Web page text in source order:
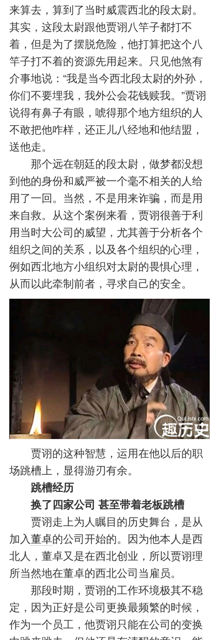
来算去，算到了当时威震西北的段太尉。
其实，这段太尉跟他贾诩八竿子都打不
着，但是为了摆脱危险，他打算把这个八
竿子打不着的资源先用起来。只见他煞有
介事地说：“我是当今西北段太尉的外孙，
你们不要埋我，我外公会花钱赎我。”贾诩
说得有鼻子有眼，唬得那个地方组织的人
不敢把他咋样，还正儿八经地和他结盟，
送他走。
那个远在朝廷的段太尉，做梦都没想
到他的身份和威严被一个毫不相关的人给
用了一回。当然，不是用来诈骗，而是用
来自救。从这个案例来看，贾诩很善于利
用当时大公司的威望，尤其善于分析各个
组织之间的关系，以及各个组织的心理，
例如西北地方小组织对太尉的畏惧心理，
从而以此牵制前者，寻求自己的安全。
贾诩的这种智慧，运用在他以后的职
场跳槽上，显得游刃有余。
跳槽经历
换了四家公司 甚至带着老板跳槽
贾诩走上为人瞩目的历史舞台，是从
加入董卓的公司开始的。因为他本人是西
北人，董卓又是在西北创业，所以贾诩理
所当然地在董卓的西北公司当雇员。
那段时期，贾诩的工作环境极其不稳
定，因为正好是公司更换最频繁的时候，
作为一个员工，他贾诩只能在公司的变换